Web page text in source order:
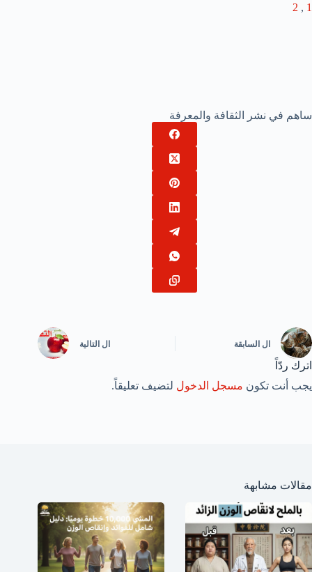
1
,
2
ساهم في نشر الثقافة والمعرفة
ال السابقة ال التالية
اترك ردّاً
يجب أنت تكون مسجل الدخول لتضيف تعليقاً.
مقالات مشابهة